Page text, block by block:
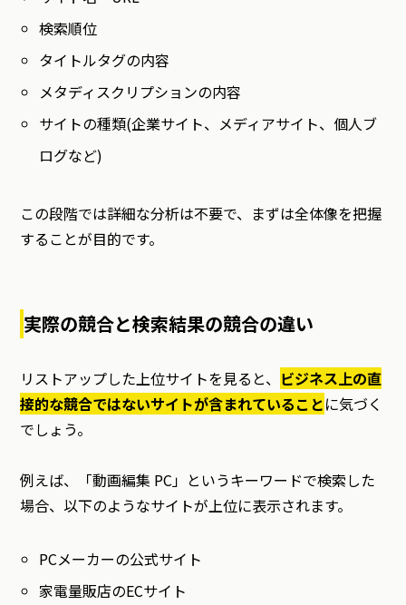
検索順位
タイトルタグの内容
メタディスクリプションの内容
サイトの種類(企業サイト、メディアサイト、個人ブ
ログなど)
この段階では詳細な分析は不要で、まずは全体像を把握
することが目的です。
実際の競合と検索結果の競合の違い
リストアップした上位サイトを見ると、 ビジネス上の直
接的な競合ではないサイトが含まれていることに気づく
でしょう。
例えば、「動画編集 PC」というキーワードで検索した
場合、以下のようなサイトが上位に表示されます。
PCメーカーの公式サイト
家電量販店のECサイト